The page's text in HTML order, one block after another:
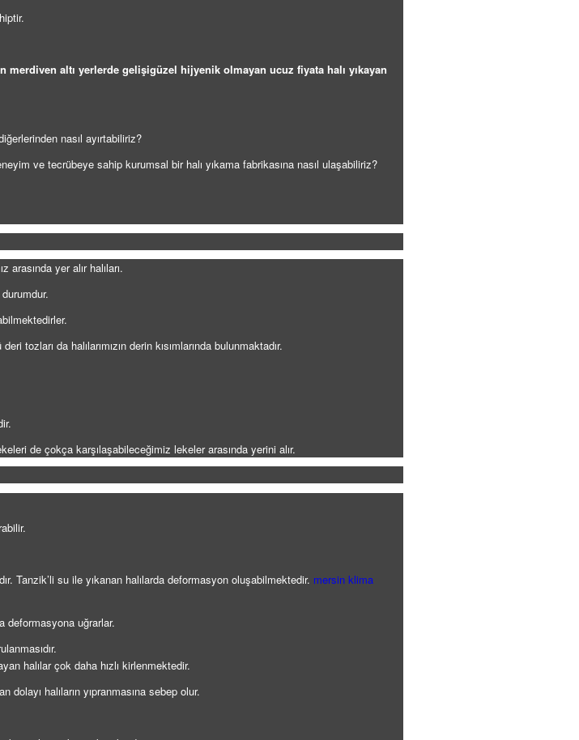
altı yerlerde gelişigüzel hijyenik olmayan ucuz fiyata halı yıkayan
nasıl ayırtabiliriz?
ve tecrübeye sahip kurumsal bir halı yıkama fabrikasına nasıl ulaşabiliriz?
yer alır halıları.
tozları da halılarımızın derin kısımlarında bulunmaktadır.
de çokça karşılaşabileceğimiz lekeler arasında yerini alır.
Tanzik’li su ile yıkanan halılarda deformasyon oluşabilmektedir. mersin klima
deformasyona uğrarlar.
halılar çok daha hızlı kirlenmektedir.
dolayı halıların yıpranmasına sebep olur.